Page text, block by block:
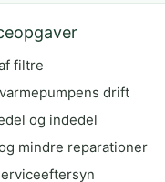
filtre
drift
og indedel
mindre reparationer